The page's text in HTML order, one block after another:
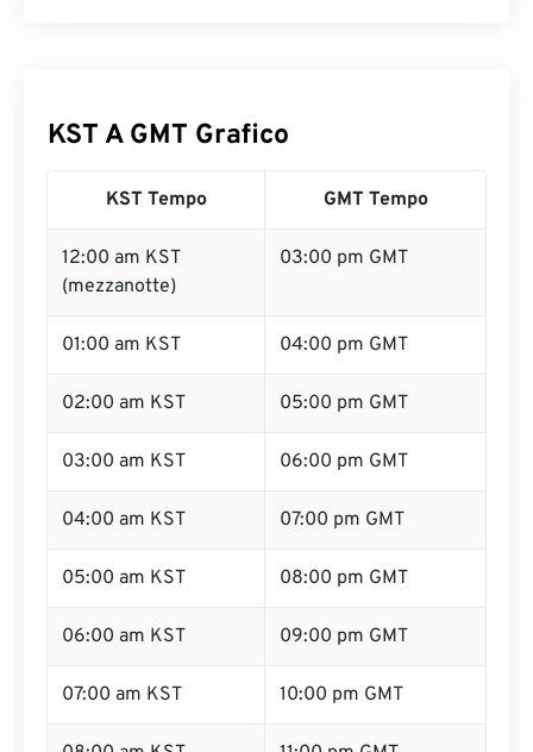
KST A GMT Grafico
KST Tempo GMT Tempo
12:00 am KST
(mezzanotte)
03:00 pm GMT
01:00 am KST 04:00 pm GMT
02:00 am KST 05:00 pm GMT
03:00 am KST 06:00 pm GMT
04:00 am KST 07:00 pm GMT
05:00 am KST 08:00 pm GMT
06:00 am KST 09:00 pm GMT
07:00 am KST 10:00 pm GMT